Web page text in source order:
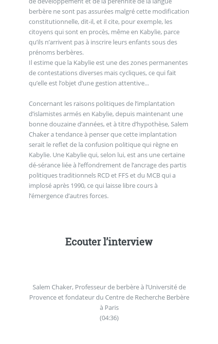
berbère ne sont pas assurées malgré cette modification
constitutionnelle, dit-il, et il cite, pour exemple, les
citoyens qui sont en procès, même en Kabylie, parce
qu’ils n’arrivent pas à inscrire leurs enfants sous des
prénoms berbères.
Il estime que la Kabylie est une des zones permanentes
de contestations diverses mais cycliques, ce qui fait
qu’elle est l’objet d’une gestion attentive...
Concernant les raisons politiques de l’implantation
d’islamistes armés en Kabylie, depuis maintenant une
bonne douzaine d’années, et à titre d’hypothèse, Salem
Chaker a tendance à penser que cette implantation
serait le reflet de la confusion politique qui règne en
Kabylie. Une Kabylie qui, selon lui, est ans une certaine
dé-sérance liée à l’effondrement de l’ancrage des partis
politiques traditionnels RCD et FFS et du MCB qui a
implosé après 1990, ce qui laisse libre cours à
l’émergence d’autres forces.
Ecouter l’interview
Salem Chaker, Professeur de berbère à l’Université de
Provence et fondateur du Centre de Recherche Berbère
à Paris
(04:36)